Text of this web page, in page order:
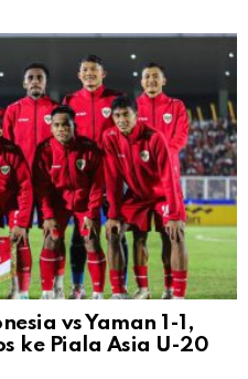
vs Yaman 1-1,
ke Piala Asia U-20